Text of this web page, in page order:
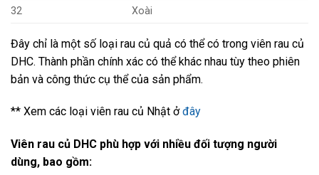
32
Xoài
Đây chỉ là một số loại rau củ quả có thể có trong viên rau củ
DHC. Thành phần chính xác có thể khác nhau tùy theo phiên
bản và công thức cụ thể của sản phẩm.
** Xem các loại viên rau củ Nhật ởđây
Viên rau củ DHC phù hợp với nhiều đối tượng người
dùng, bao gồm: